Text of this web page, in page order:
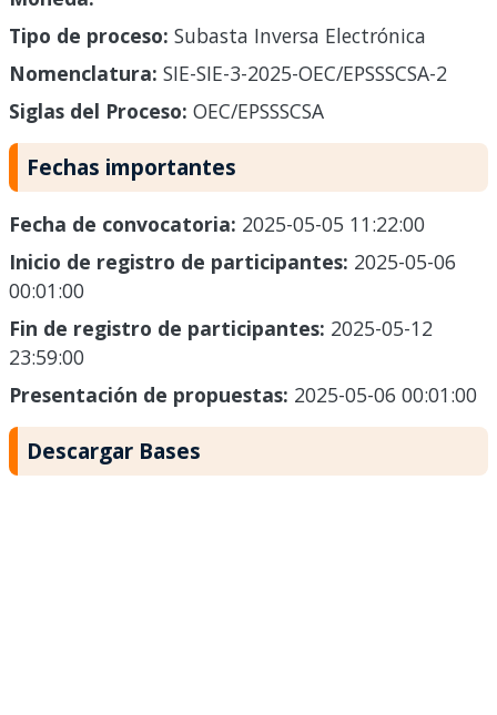
Tipo de proceso: Subasta Inversa Electrónica
Nomenclatura: SIE-SIE-3-2025-OEC/EPSSSCSA-2
Siglas del Proceso: OEC/EPSSSCSA
Fechas importantes
Fecha de convocatoria: 2025-05-05 11:22:00
Inicio de registro de participantes: 2025-05-06
00:01:00
Fin de registro de participantes: 2025-05-12
23:59:00
Presentación de propuestas: 2025-05-06 00:01:00
Descargar Bases